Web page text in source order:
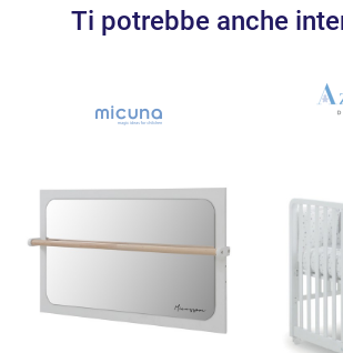
Ti potrebbe anche